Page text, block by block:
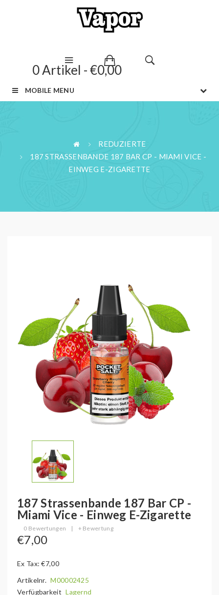
0 Artikel - €0,00
MOBILE MENU
REDUZIERTE
187 STRASSENBANDE 187 BAR CP - MIAMI VICE -
EINWEG E-ZIGARETTE
187 Strassenbande 187 Bar CP -
Miami Vice - Einweg E-Zigarette
0 Bewertungen | + Bewertung
€7,00
Ex Tax: €7,00
Artikelnr. M00002425
Verfügbarkeit Lagernd